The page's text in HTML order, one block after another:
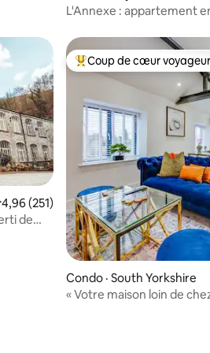
L'Annexe : appartement
plus aimés
moyenne de 4,96 sur 5, 251
4,96 (251)
de
Coup de cœur voyageurs
Coup de cœur
Condo · South Yorkshire
« Votre maison loin de